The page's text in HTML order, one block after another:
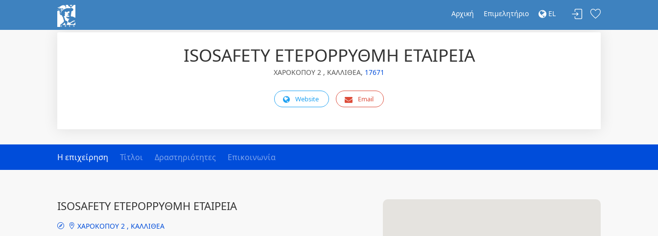
Αρχική Επιμελητήριο EL
ISOSAFETY ΕΤΕΡΟΡΡΥΘΜΗ ΕΤΑΙΡΕΙΑ
ΧΑΡΟΚΟΠΟΥ 2 , ΚΑΛΛΙΘΕΑ, 17671
Website Email
Η επιχείρηση Τίτλοι Δραστηριότητες Επικοινωνία
ISOSAFETY ΕΤΕΡΟΡΡΥΘΜΗ ΕΤΑΙΡΕΙΑ
ΧΑΡΟΚΟΠΟΥ 2 , ΚΑΛΛΙΘΕΑ